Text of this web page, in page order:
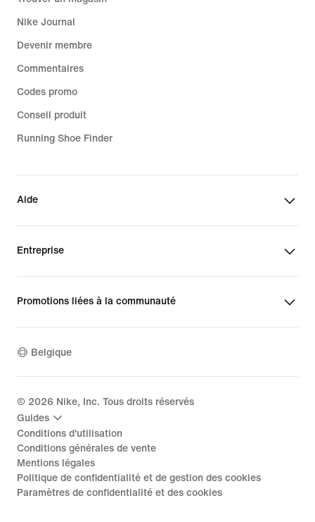
Nike Journal
Devenir membre
Commentaires
Codes promo
Conseil produit
Running Shoe Finder
Aide
Entreprise
Promotions liées à la communauté
Belgique
© 2026 Nike, Inc. Tous droits réservés
Guides
Conditions d'utilisation
Conditions générales de vente
Mentions légales
Politique de confidentialité et de gestion des cookies
Paramètres de confidentialité et des cookies